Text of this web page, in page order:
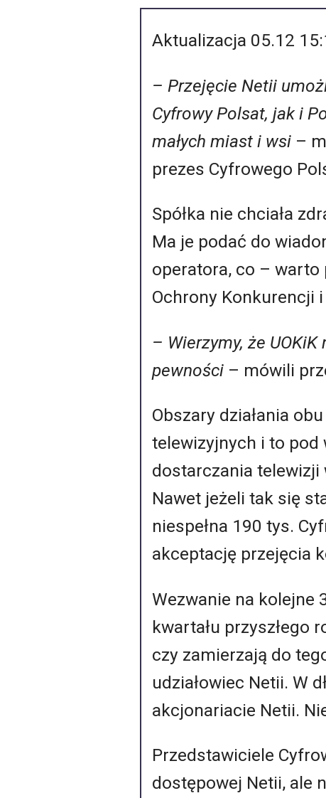
Aktualizacja 05.12
– Przejęcie Netii
Cyfrowy Polsat, jak i
małych miast i wsi –
prezes Cyfrowego
Spółka nie chciała
Ma je podać do
operatora, co –
Ochrony Konkurencji
– Wierzymy, że
pewności – mówili
Obszary działania
telewizyjnych i to pod
dostarczania
Nawet jeżeli tak się
niespełna 190 tys.
akceptację przejęcia
Wezwanie na kolejne
kwartału przyszłego
czy zamierzają do
udziałowiec Netii. W
akcjonariacie Netii.
Przedstawiciele
dostępowej Netii, ale